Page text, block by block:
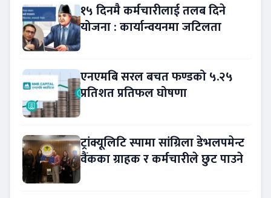
१५ दिनमै कर्मचारीलाई तलब दिने
योजना : कार्यान्वयनमा जटिलता
एनएमबि सरल बचत फण्डको ५.२५
प्रतिशत प्रतिफल घोषणा
ट्रांक्यूलिटि स्पामा सांग्रिला डेभलपमेन्ट
वैंकका ग्राहक र कर्मचारीले छुट पाउने